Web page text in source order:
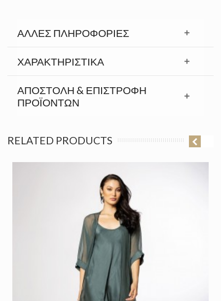
ΆΛΛΕΣ ΠΛΗΡΟΦΟΡΊΕΣ
ΧΑΡΑΚΤΗΡΙΣΤΙΚΆ
ΑΠΟΣΤΟΛΉ & ΕΠΙΣΤΡΟΦΉ
ΠΡΟΪΟΝΤΩΝ
RELATED PRODUCTS